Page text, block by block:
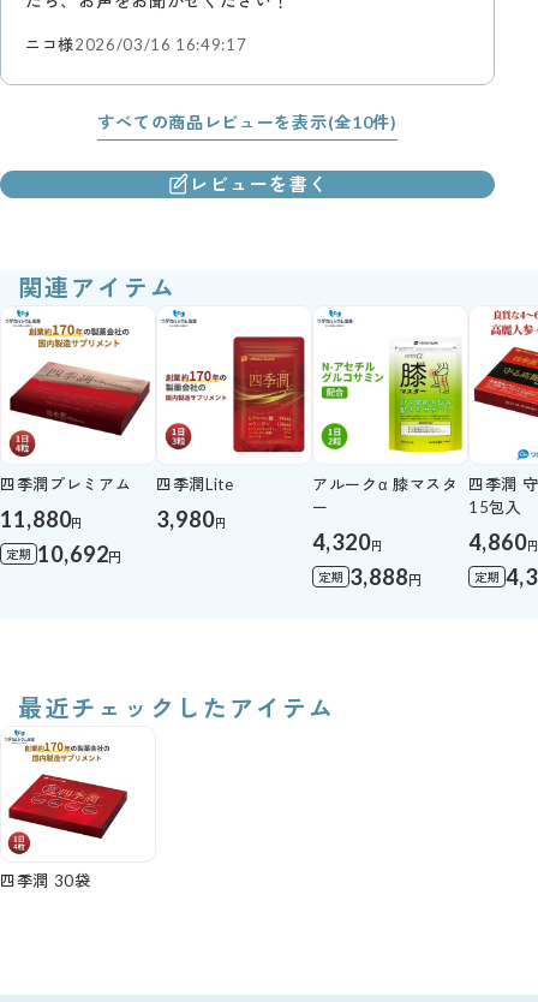
ニコ様2026/03/16 16:49:17
すべての商品レビューを表示(全10件)
レビューを書く
関連アイテム
四季潤プレミアム
11,880円
定期 10,692円
四季潤Lite
3,980円
アルークα 膝マスタ
ー
4,320円
定期 3,888円
四季潤
15包入
4,860円
定期
最近チェックしたアイテム
四季潤 30袋